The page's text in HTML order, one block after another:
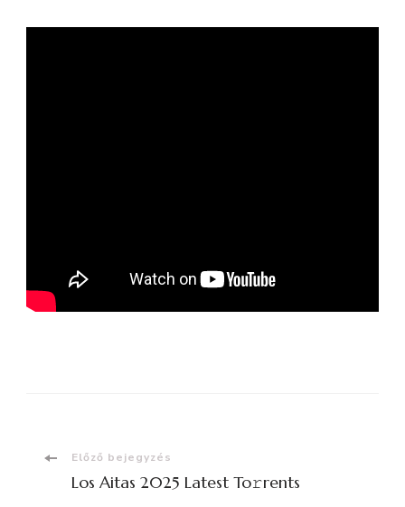
Bejegyzések
Előző bejegyzés
Los Aitas 2025 Latest To𝚛rents